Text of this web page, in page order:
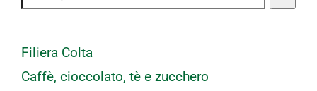
Filiera Colta
Caffè, cioccolato, tè e zucchero